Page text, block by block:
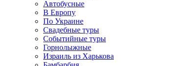
Автобусные
В Европу
По Украине
Свадебные туры
Событийные туры
Горнолыжные
Израиль из Харькова